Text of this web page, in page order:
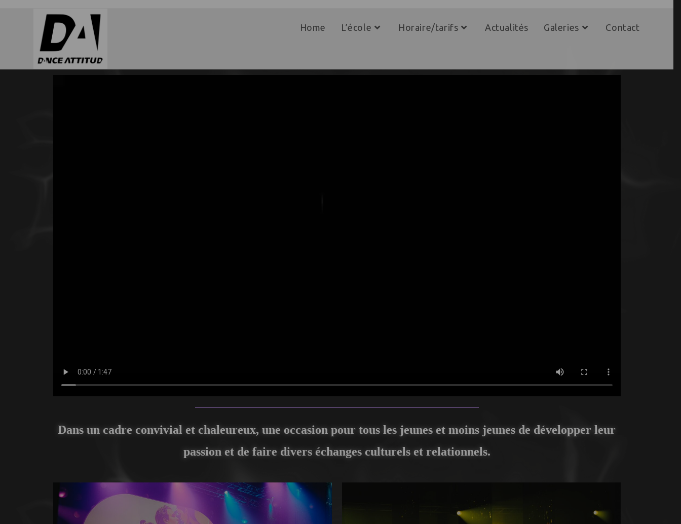
Home L’école Horaire/tarifs Actualités Galeries Contact
Dans un cadre convivial et chaleureux, une occasion pour tous les jeunes et moins jeunes de développer leur
passion et de faire divers échanges culturels et relationnels.